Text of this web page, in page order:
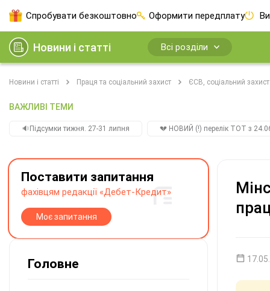
Спробувати безкоштовно Оформити передплату
Новини і статті Всі розділи
Новини і статті Праця та соціальний захист ЄСВ, соціальний захист
ВАЖЛИВІ ТЕМИ
🔉Підсумки тижня. 27-31 липня 💔 НОВИЙ (!) перелік ТОТ з
Поставити запитання
фахівцям редакції «Дебет-Кредит»
Моє запитання
Головне